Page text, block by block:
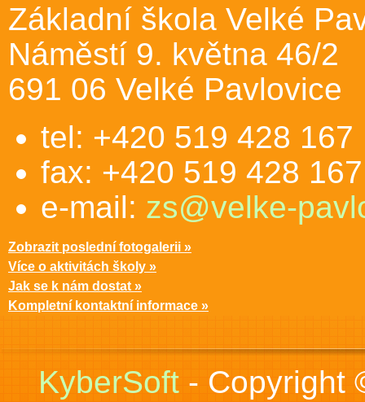
Základní škola Velké
Náměstí 9. května 46/2
691 06 Velké Pavlovice
tel: +420 519 428 167
fax: +420 519 428 167
e-mail: zs@velke-
Zobrazit poslední fotogalerii »
Více o aktivitách školy »
Jak se k nám dostat »
Kompletní kontaktní informace »
KyberSoft- Copyright